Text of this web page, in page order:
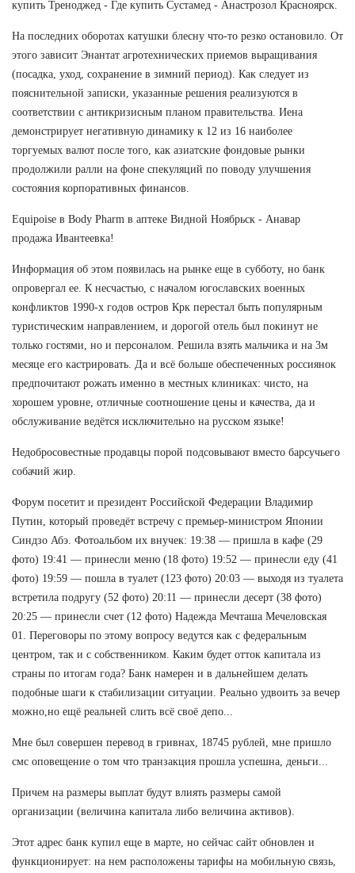
купить Треноджед - Где купить Сустамед - Анастрозол Красноярск.
На последних оборотах катушки блесну что-то резко остановило. От
этого зависит Энантат агротехнических приемов выращивания
(посадка, уход, сохранение в зимний период). Как следует из
пояснительной записки, указанные решения реализуются в
соответствии с антикризисным планом правительства. Иена
демонстрирует негативную динамику к 12 из 16 наиболее
торгуемых валют после того, как азиатские фондовые рынки
продолжили ралли на фоне спекуляций по поводу улучшения
состояния корпоративных финансов.
Equipoise в Body Pharm в аптеке Видной Ноябрьск - Анавар
продажа Ивантеевка!
Информация об этом появилась на рынке еще в субботу, но банк
опровергал ее. К несчастью, с началом югославских военных
конфликтов 1990-х годов остров Крк перестал быть популярным
туристическим направлением, и дорогой отель был покинут не
только гостями, но и персоналом. Решила взять мальчика и на 3м
месяце его кастрировать. Да и всё больше обеспеченных россиянок
предпочитают рожать именно в местных клиниках: чисто, на
хорошем уровне, отличные соотношение цены и качества, да и
обслуживание ведётся исключительно на русском языке!
Недобросовестные продавцы порой подсовывают вместо барсучьего
собачий жир.
Форум посетит и президент Российской Федерации Владимир
Путин, который проведёт встречу с премьер-министром Японии
Синдзо Абэ. Фотоальбом их внучек: 19:38 — пришла в кафе (29
фото) 19:41 — принесли меню (18 фото) 19:52 — принесли еду (41
фото) 19:59 — пошла в туалет (123 фото) 20:03 — выходя из туалета
встретила подругу (52 фото) 20:11 — принесли десерт (38 фото)
20:25 — принесли счет (12 фото) Надежда Мечташа Мечеловская
01. Переговоры по этому вопросу ведутся как с федеральным
центром, так и с собственником. Каким будет отток капитала из
страны по итогам года? Банк намерен и в дальнейшем делать
подобные шаги к стабилизации ситуации. Реально удвоить за вечер
можно,но ещё реальней слить всё своё депо...
Мне был совершен перевод в гривнах, 18745 рублей, мне пришло
смс оповещение о том что транзакция прошла успешна, деньги...
Причем на размеры выплат будут влиять размеры самой
организации (величина капитала либо величина активов).
Этот адрес банк купил еще в марте, но сейчас сайт обновлен и
функционирует: на нем расположены тарифы на мобильную связь,